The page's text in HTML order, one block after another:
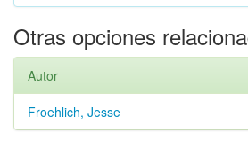
Otras opciones
Autor
Froehlich, Jesse